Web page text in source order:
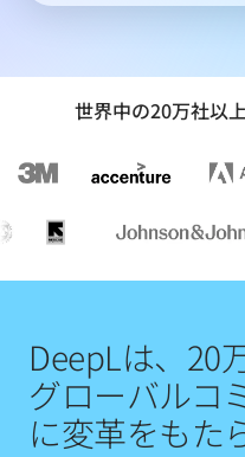
世界中の20万社以
DeepLは、20
グローバルコ
に変革をもた